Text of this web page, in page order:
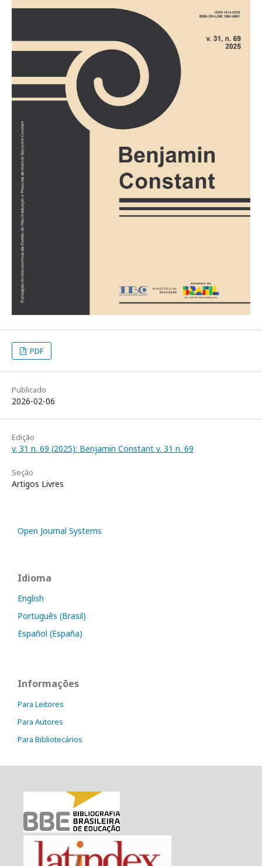
PDF
Publicado
2026-02-06
Edição
v. 31 n. 69 (2025): Benjamin Constant v. 31 n. 69
Seção
Artigos Livres
Open Journal Systems
Idioma
English
Português (Brasil)
Español (España)
Informações
Para Leitores
Para Autores
Para Bibliotecários